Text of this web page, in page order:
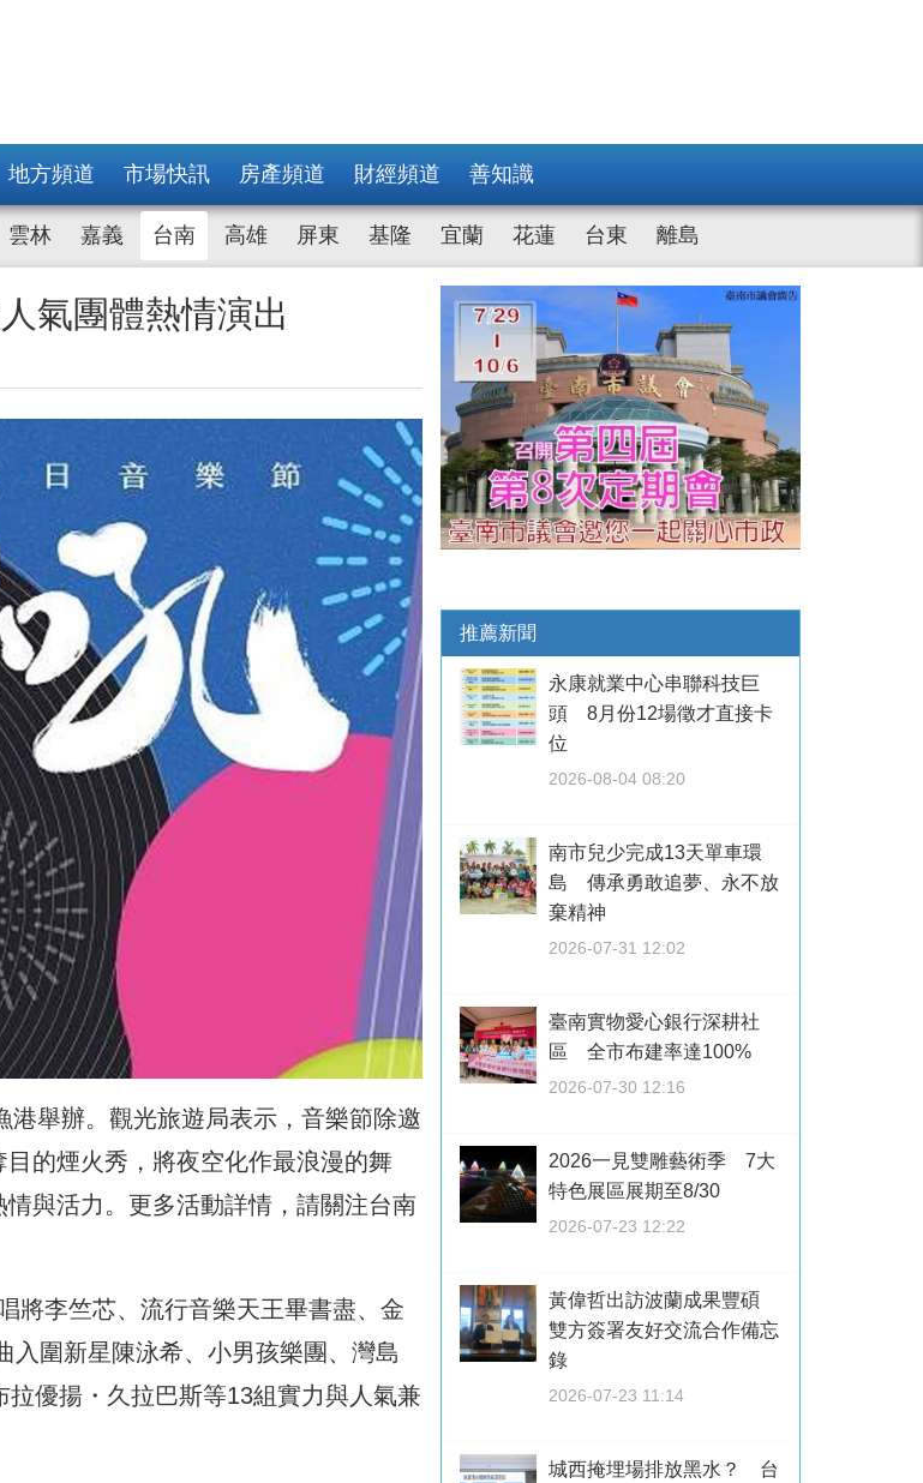
地方頻道 市場快訊 房產頻道 財經頻道 善知識
雲林 嘉義 台南 高雄 屏東 基隆 宜蘭 花蓮 台東 離島
氣團體熱情演出
舉辦。觀光旅遊局表示，音樂節除邀
的煙火秀，將夜空化作最浪漫的舞
與活力。更多活動詳情，請關注台南
將李竺芯、流行音樂天王畢書盡、金
入圍新星陳泳希、小男孩樂團、灣島
優揚・久拉巴斯等13組實力與人氣兼
推薦新聞
永康就業中心串聯科技巨
頭 8月份12場徵才直接卡
位
2026-08-04 08:20
南市兒少完成13天單車環
島 傳承勇敢追夢、永不放
棄精神
2026-07-31 12:02
臺南實物愛心銀行深耕社
區 全市布建率達100%
2026-07-30 12:16
2026一見雙雕藝術季 7大
特色展區展期至8/30
2026-07-23 12:22
黃偉哲出訪波蘭成果豐碩
雙方簽署友好交流合作備忘
錄
2026-07-23 11:14
城西掩埋場排放黑水？ 台